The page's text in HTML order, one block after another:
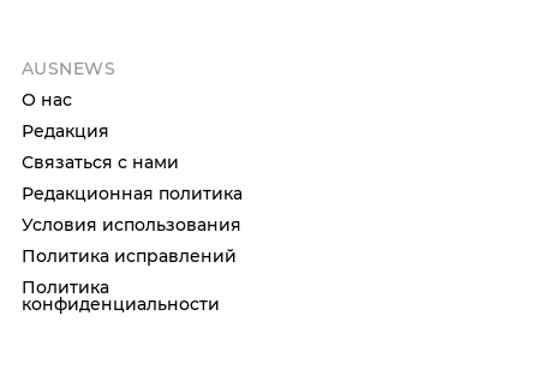
AUSNEWS
О нас
Редакция
Связаться с нами
Редакционная политика
Условия использования
Политика исправлений
Политика
конфиденциальности